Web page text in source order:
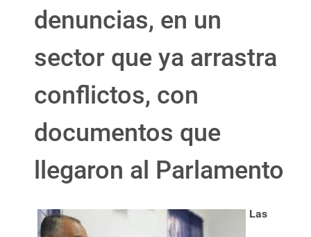
denuncias, en un
sector que ya arrastra
conflictos, con
documentos que
llegaron al Parlamento
Las